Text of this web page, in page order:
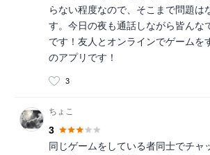
らない程度なので、そこまで問題は
す。今日の夜も通話しながら皆んな
です！友人とオンラインでゲームを
のアプリです！
3
ちょこ
3
同じゲームをしている者同士でチャ